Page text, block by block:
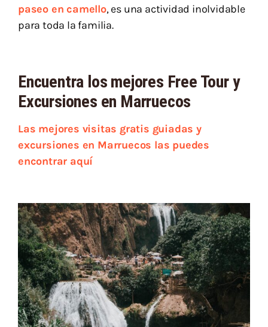
paseo en camello, es una actividad inolvidable
para toda la familia.
Encuentra los mejores Free Tour y
Excursiones en Marruecos
Las mejores visitas gratis guiadas y
excursiones en Marruecos las puedes
encontrar aquí